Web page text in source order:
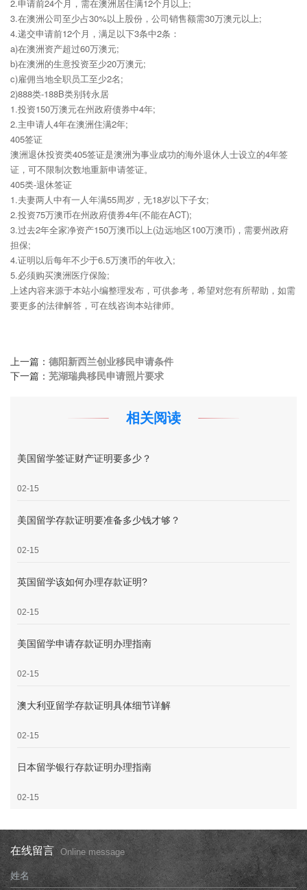
2.申请前24个月，需在澳洲居住满12个月以上;
3.在澳洲公司至少占30%以上股份，公司销售额需30万澳元以上;
4.递交申请前12个月，满足以下3条中2条：
a)在澳洲资产超过60万澳元;
b)在澳洲的生意投资至少20万澳元;
c)雇佣当地全职员工至少2名;
2)888类-188B类别转永居
1.投资150万澳元在州政府债券中4年;
2.主申请人4年在澳洲住满2年;
405签证
澳洲退休投资类405签证是澳洲为事业成功的海外退休人士设立的4年签
证，可不限制次数地重新申请签证。
405类-退休签证
1.夫妻两人中有一人年满55周岁，无18岁以下子女;
2.投资75万澳币在州政府债券4年(不能在ACT);
3.过去2年全家净资产150万澳币以上(边远地区100万澳币)，需要州政府
担保;
4.证明以后每年不少于6.5万澳币的年收入;
5.必须购买澳洲医疗保险;
上述内容来源于本站小编整理发布，可供参考，希望对您有所帮助，如需
要更多的法律解答，可在线咨询本站律师。
上一篇： 德阳新西兰创业移民申请条件
下一篇： 芜湖瑞典移民申请照片要求
相关阅读
美国留学签证财产证明要多少？
02-15
美国留学存款证明要准备多少钱才够？
02-15
英国留学该如何办理存款证明?
02-15
美国留学申请存款证明办理指南
02-15
澳大利亚留学存款证明具体细节详解
02-15
日本留学银行存款证明办理指南
02-15
在线留言 Online message
姓名